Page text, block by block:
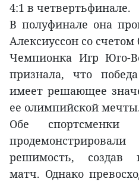
4:1 в четвертьфинале.
В полуфинале она
Алексиуссон со счетом
Чемпионка Игр Юго-
признала, что
имеет решающее
ее олимпийской
Обе спортсменки
решимость, создав
матч. Однако